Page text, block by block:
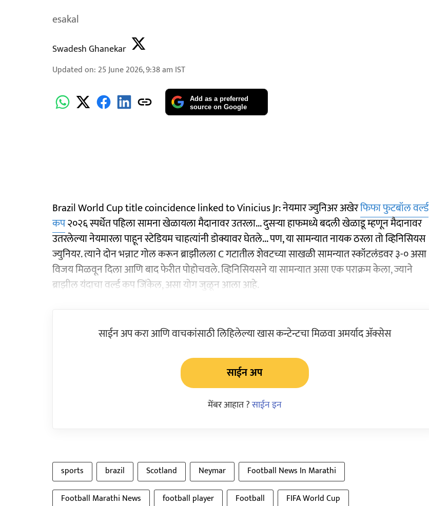
esakal
Swadesh Ghanekar
Updated on: 25 June 2026, 9:38 am IST
Add as a preferred
source on Google
Brazil World Cup title coincidence linked to Vinicius Jr: नेयमार ज्युनिअर अखेरफिफा फुटबॉल वर्ल्ड
कप२०२६ स्पर्धेत पहिला सामना खेळायला मैदानावर उतरला... दुसऱ्या हाफमध्ये बदली खेळाडू म्हणून मैदानावर
उतरलेल्या नेयमारला पाहून स्टेडियम चाहत्यांनी डोक्यावर घेतले... पण, या सामन्यात नायक ठरला तो व्हिनिसियस
ज्युनियर. त्याने दोन भन्नाट गोल करून ब्राझीलला C गटातील शेवटच्या साखळी सामन्यात स्कॉटलंडवर ३-० असा
विजय मिळवून दिला आणि बाद फेरीत पोहोचवले. व्हिनिसियसने या सामन्यात असा एक पराक्रम केला, ज्याने
ब्राझील यंदाचा वर्ल्ड कप जिंकेल, असा योग जुळून आला आहे.
साईन अप करा आणि वाचकांसाठी लिहिलेल्या खास कन्टेन्टचा मिळवा अमर्याद ॲक्सेस
साईन अप
मेंबर आहात ?साईन इन
sports brazil Scotland Neymar
Football News In Marathi
Football Marathi News
football player Football FIFA World Cup